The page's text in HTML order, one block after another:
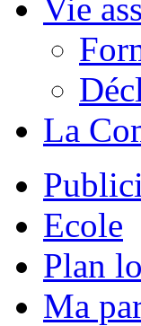
Vie
La
Ecole
Plan
Ma